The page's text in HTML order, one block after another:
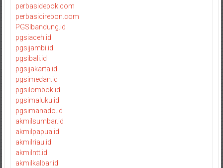
perbasidepok.com
perbasicirebon.com
PGSIbandung.id
pgsiaceh.id
pgsijambi.id
pgsibali.id
pgsijakarta.id
pgsimedan.id
pgsilombok.id
pgsimaluku.id
pgsimanado.id
akmilsumbar.id
akmilpapua.id
akmilriau.id
akmilntt.id
akmilkalbar.id